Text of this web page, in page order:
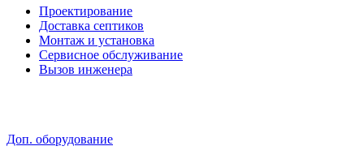
Проектирование
Доставка септиков
Монтаж и установка
Сервисное обслуживание
Вызов инженера
Доп. оборудование